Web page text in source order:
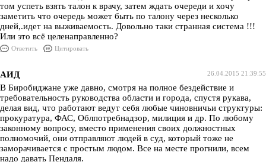
том успеть взять талон к врачу, затем ждать очереди и хочу
заметить что очередь может быть по талону через несколько
дней,.идет на выживаемость. Довольно таки странная система !!!
Или это всё целенаправленно?
Ответить Цитировать
26.04.2015 21:39:55
АИД
В Биробиджане уже давно, смотря на полное бездействие и
требовательность руководства области и города, спустя рукава,
делая вид, что работают ведут себя любые чиновничьи структуры:
прокуратура, ФАС, Облпотребнадзор, милиция и др. По любому
законному вопросу, вместо применения своих должностных
полномочий, они отправляют людей в суд, который тоже не
заморачивается с простым людом. Все на месте прогнили, всем
надо давать Пендаля.